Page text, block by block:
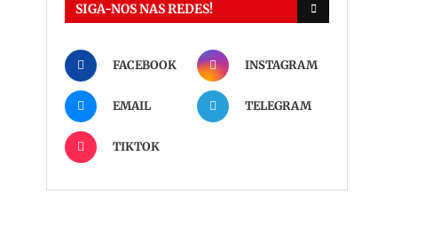
SIGA-NOS NAS REDES!
FACEBOOK INSTAGRAM
EMAIL TELEGRAM
TIKTOK